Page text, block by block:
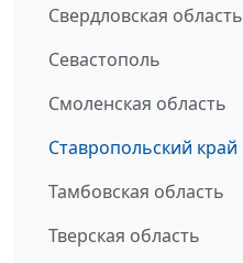
Свердловская область
Севастополь
Смоленская область
Ставропольский край
Тамбовская область
Тверская область